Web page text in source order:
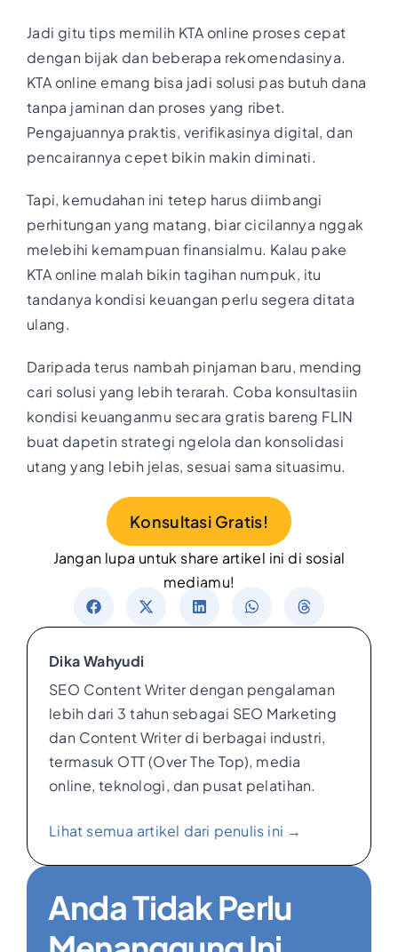
Jadi gitu tips memilih KTA online proses cepat
dengan bijak dan beberapa rekomendasinya.
KTA online emang bisa jadi solusi pas butuh dana
tanpa jaminan dan proses yang ribet.
Pengajuannya praktis, verifikasinya digital, dan
pencairannya cepet bikin makin diminati.
Tapi, kemudahan ini tetep harus diimbangi
perhitungan yang matang, biar cicilannya nggak
melebihi kemampuan finansialmu. Kalau pake
KTA online malah bikin tagihan numpuk, itu
tandanya kondisi keuangan perlu segera ditata
ulang.
Daripada terus nambah pinjaman baru, mending
cari solusi yang lebih terarah. Coba konsultasiin
kondisi keuanganmu secara gratis bareng FLIN
buat dapetin strategi ngelola dan konsolidasi
utang yang lebih jelas, sesuai sama situasimu.
Konsultasi Gratis!
Jangan lupa untuk share artikel ini di sosial
mediamu!
Dika Wahyudi
SEO Content Writer dengan pengalaman
lebih dari 3 tahun sebagai SEO Marketing
dan Content Writer di berbagai industri,
termasuk OTT (Over The Top), media
online, teknologi, dan pusat pelatihan.
Lihat semua artikel dari penulis ini →
Anda Tidak Perlu